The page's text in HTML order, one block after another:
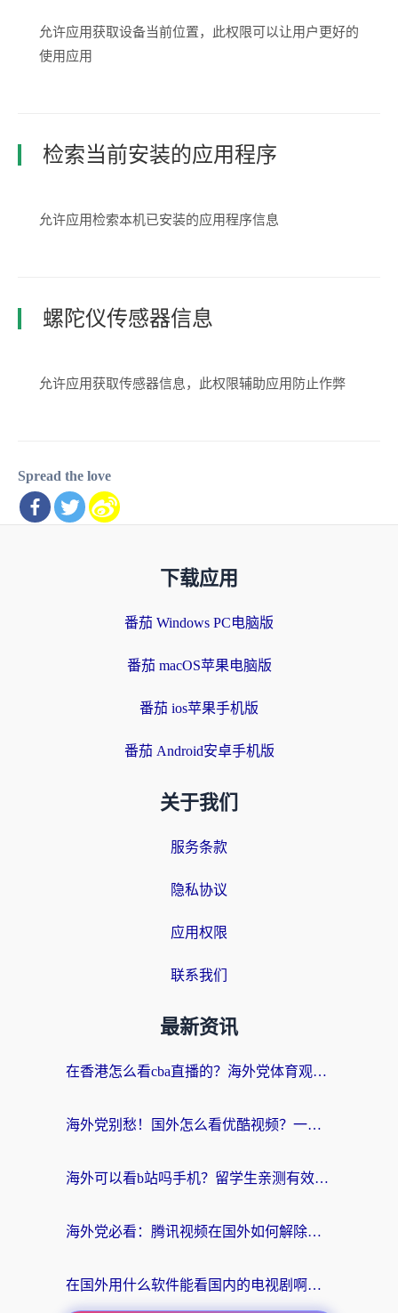
允许应用获取设备当前位置，此权限可以让用户更好的
使用应用
检索当前安装的应用程序
允许应用检索本机已安装的应用程序信息
螺陀仪传感器信息
允许应用获取传感器信息，此权限辅助应用防止作弊
Spread the love
下载应用
番茄 Windows PC电脑版
番茄 macOS苹果电脑版
番茄 ios苹果手机版
番茄 Android安卓手机版
关于我们
服务条款
隐私协议
应用权限
联系我们
最新资讯
在香港怎么看cba直播的？海外党体育观赛终极指南：告别版权限制，畅享中文解说
海外党别愁！国外怎么看优酷视频？一招解决追剧、看直播难题
海外可以看b站吗手机？留学生亲测有效的回国加速指南
海外党必看：腾讯视频在国外如何解除地域限制？附优酷咪咕使用指南
在国外用什么软件能看国内的电视剧啊？留学生亲测有效的回国加速方案